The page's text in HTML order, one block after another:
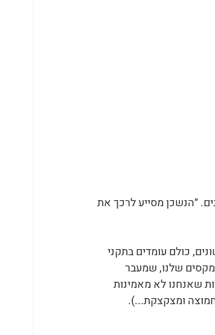
עולם הנשכנים. ״הנשכן מסייע לרכך את
כולם עומדים בתקני
שלנו, שמעבר
שאנחנו לא מאמינות
ומצקצקת...).